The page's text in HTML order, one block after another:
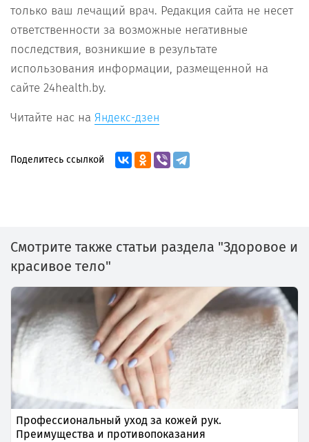
только ваш лечащий врач. Редакция сайта не несет
ответственности за возможные негативные
последствия, возникшие в результате
использования информации, размещенной на
сайте 24health.by.
Читайте нас на Яндекс-дзен
Поделитесь ссылкой
Смотрите также статьи раздела "Здоровое и
красивое тело"
Профессиональный уход за кожей рук.
Преимущества и противопоказания